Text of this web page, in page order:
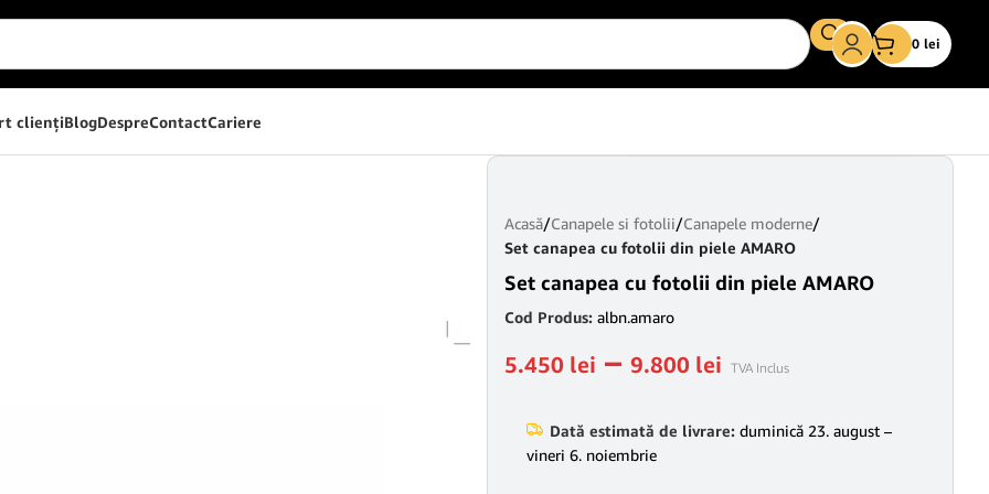
0 lei
clienţiBlogDespreContactCariere
Acasă/Canapele si fotolii/Canapele moderne/
Set canapea cu fotolii din piele AMARO
Set canapea cu fotolii din piele AMARO
Cod Produs: albn.amaro
5.450 lei – 9.800 lei TVA Inclus
Dată estimată de livrare: duminică 23. august –
vineri 6. noiembrie